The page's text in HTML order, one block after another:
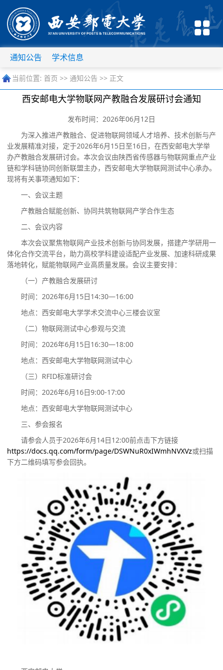
通知公告 学术信息
当前位置: 首页 >> 通知公告 >> 正文
西安邮电大学物联网产教融合发展研讨会通知
发布时间：2026年06月12日
为深入推进产教融合、促进物联网领域人才培养、技术创新与产
业发展精准对接，定于2026年6月15日至16日，在西安邮电大学举
办产教融合发展研讨会。本次会议由陕西省传感器与物联网重点产业
链和学科链协同创新联盟主办，西安邮电大学物联网测试中心承办。
现将有关事项通知如下：
一、会议主题
产教融合赋能创新、协同共筑物联网产学合作生态
二、会议内容
本次会议聚焦物联网产业技术创新与协同发展，搭建产学研用一
体化合作交流平台，助力高校学科建设适配产业发展、加速科研成果
落地转化，赋能物联网产业高质量发展。会议主要安排：
（一）产教融合发展研讨
时间： 2026年6月15日14:30—16:00
地点：西安邮电大学学术交流中心三楼会议室
（二） 物联网测试中心参观与交流
时间： 2026年6月15日16:30—18:00
地点：西安邮电大学物联网测试中心
（三） RFID标准研讨会
时间： 2026年6月16日9:00-17:00
地点：西安邮电大学物联网测试中心
三、 参会报名
请参会人员于2026年6月14日12:00前点击下方链接
https://docs.qq.com/form/page/DSWNuR0xIWmhNVXVz或扫描
下方二维码填写参会回执。